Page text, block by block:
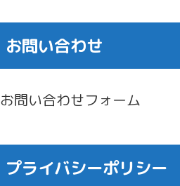
お問い合わせ
お問い合わせフォーム
プライバシーポリシー